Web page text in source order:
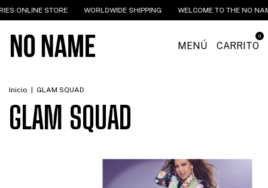
ONLINE STORE WORLDWIDE SHIPPING WELCOME TO THE NO
MENÚ CARRITO
0
Inicio GLAM SQUAD
GLAM SQUAD